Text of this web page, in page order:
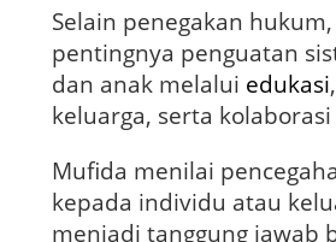
Selain penegakan
pentingnya penguatan
dan anak melalui edukasi,
keluarga, serta
Mufida menilai
kepada individu atau
menjadi tanggung jawab